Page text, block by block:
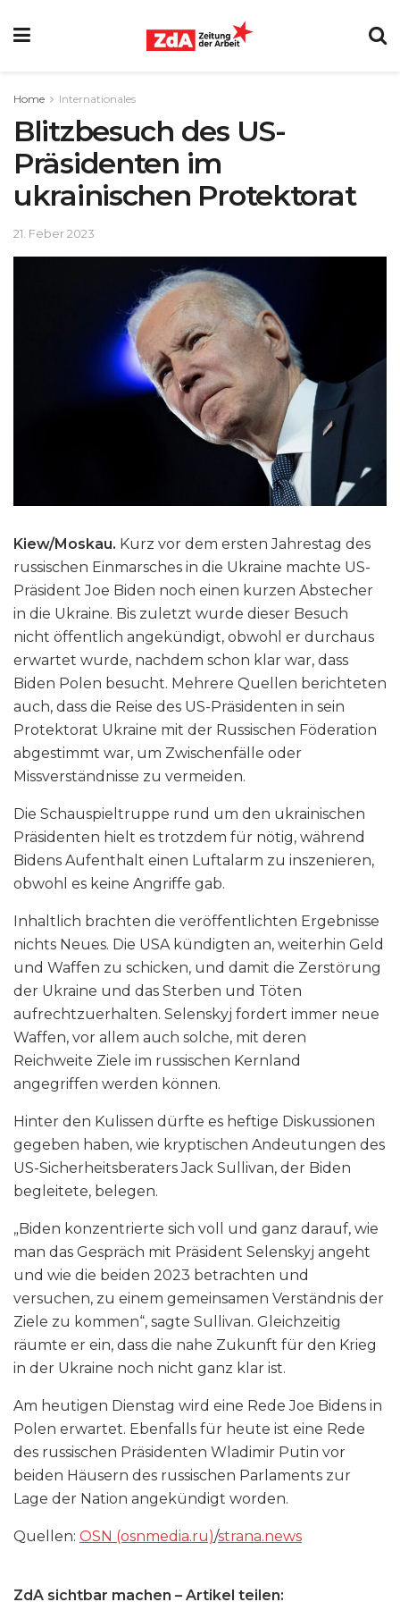
Home Internationales
Blitzbesuch des US-
Präsidenten im
ukrainischen Protektorat
21. Feber 2023
Kiew/Moskau. Kurz vor dem ersten Jahrestag des
russischen Einmarsches in die Ukraine machte US-
Präsident Joe Biden noch einen kurzen Abstecher
in die Ukraine. Bis zuletzt wurde dieser Besuch
nicht öffentlich angekündigt, obwohl er durchaus
erwartet wurde, nachdem schon klar war, dass
Biden Polen besucht. Mehrere Quellen berichteten
auch, dass die Reise des US-Präsidenten in sein
Protektorat Ukraine mit der Russischen Föderation
abgestimmt war, um Zwischenfälle oder
Missverständnisse zu vermeiden.
Die Schauspieltruppe rund um den ukrainischen
Präsidenten hielt es trotzdem für nötig, während
Bidens Aufenthalt einen Luftalarm zu inszenieren,
obwohl es keine Angriffe gab.
Inhaltlich brachten die veröffentlichten Ergebnisse
nichts Neues. Die USA kündigten an, weiterhin Geld
und Waffen zu schicken, und damit die Zerstörung
der Ukraine und das Sterben und Töten
aufrechtzuerhalten. Selenskyj fordert immer neue
Waffen, vor allem auch solche, mit deren
Reichweite Ziele im russischen Kernland
angegriffen werden können.
Hinter den Kulissen dürfte es heftige Diskussionen
gegeben haben, wie kryptischen Andeutungen des
US-Sicherheitsberaters Jack Sullivan, der Biden
begleitete, belegen.
„Biden konzentrierte sich voll und ganz darauf, wie
man das Gespräch mit Präsident Selenskyj angeht
und wie die beiden 2023 betrachten und
versuchen, zu einem gemeinsamen Verständnis der
Ziele zu kommen“, sagte Sullivan. Gleichzeitig
räumte er ein, dass die nahe Zukunft für den Krieg
in der Ukraine noch nicht ganz klar ist.
Am heutigen Dienstag wird eine Rede Joe Bidens in
Polen erwartet. Ebenfalls für heute ist eine Rede
des russischen Präsidenten Wladimir Putin vor
beiden Häusern des russischen Parlaments zur
Lage der Nation angekündigt worden.
Quellen: OSN (osnmedia​.ru)/strana​.news
ZdA sichtbar machen – Artikel teilen: